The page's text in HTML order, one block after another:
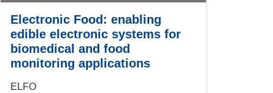
Electronic Food: enabling
edible electronic systems for
biomedical and food
monitoring applications
ELFO